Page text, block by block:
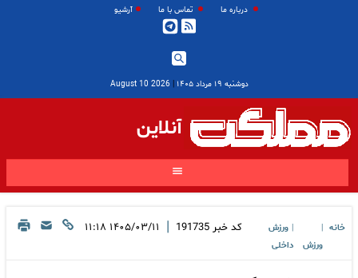
درباره ما تماس با ما آرشیو
دوشنبه ۱۹ مرداد ۱۴۰۵ |
2026 August 10
آنلاین
خانه
ورزش
ورزش
داخلی
کد خبر 191735
| ۱۴۰۵/۰۳/۱۱ ۱۱:۱۸